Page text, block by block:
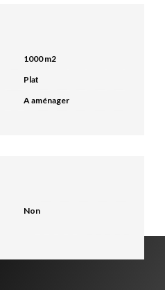
1000 m2
Plat
A aménager
Non